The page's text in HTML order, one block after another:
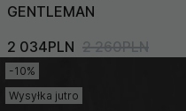
GENTLEMAN
2 034PLN 2 260PLN
-10%
Wysyłka jutro